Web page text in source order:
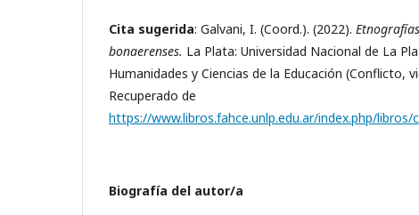
Cita sugerida: Galvani, I. (Coord.). (2022).
bonaerenses. La Plata: Universidad Nacional de La
Humanidades y Ciencias de la Educación (Conflicto,
Recuperado de
https://www.libros.fahce.unlp.edu.ar/index.php/
Biografía del autor/a